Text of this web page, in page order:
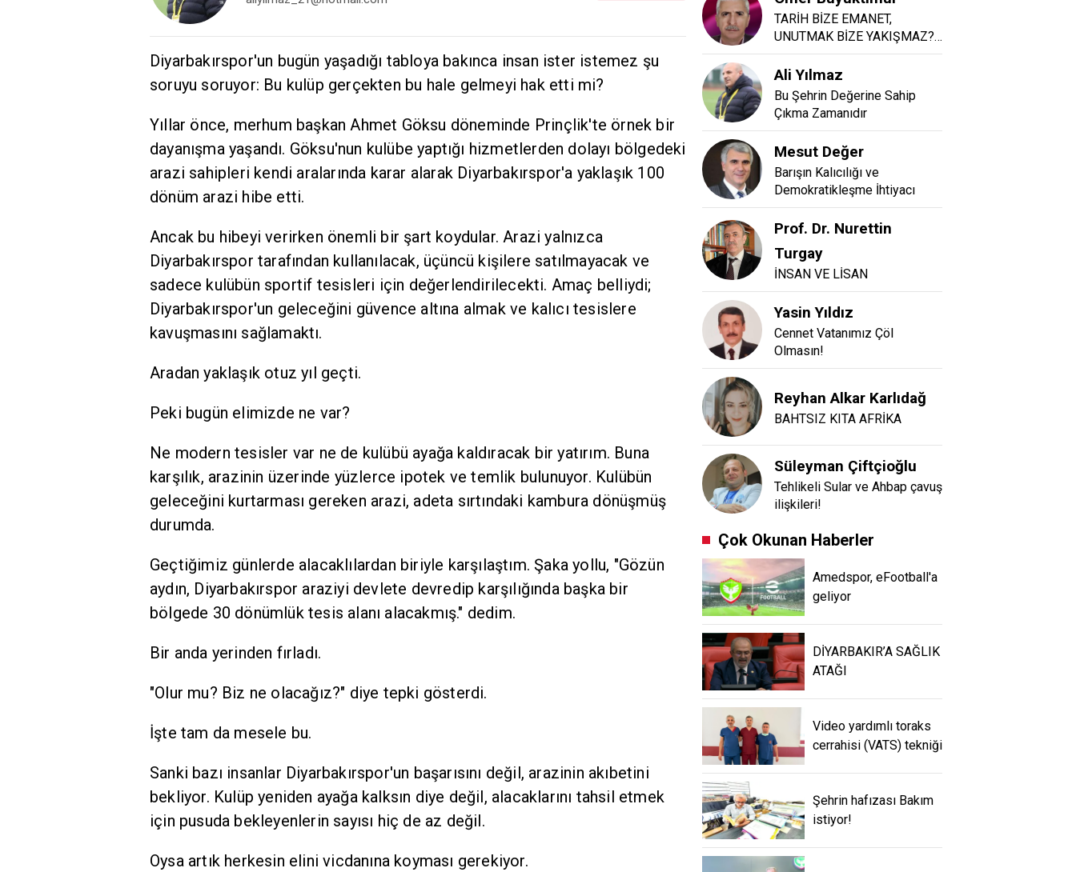
Diyarbakırspor'un bugün yaşadığı tabloya bakınca insan ister istemez şu
soruyu soruyor: Bu kulüp gerçekten bu hale gelmeyi hak etti mi?
Yıllar önce, merhum başkan Ahmet Göksu döneminde Prinçlik'te örnek bir
dayanışma yaşandı. Göksu'nun kulübe yaptığı hizmetlerden dolayı bölgedeki
arazi sahipleri kendi aralarında karar alarak Diyarbakırspor'a yaklaşık 100
dönüm arazi hibe etti.
Ancak bu hibeyi verirken önemli bir şart koydular. Arazi yalnızca
Diyarbakırspor tarafından kullanılacak, üçüncü kişilere satılmayacak ve
sadece kulübün sportif tesisleri için değerlendirilecekti. Amaç belliydi;
Diyarbakırspor'un geleceğini güvence altına almak ve kalıcı tesislere
kavuşmasını sağlamaktı.
Aradan yaklaşık otuz yıl geçti.
Peki bugün elimizde ne var?
Ne modern tesisler var ne de kulübü ayağa kaldıracak bir yatırım. Buna
karşılık, arazinin üzerinde yüzlerce ipotek ve temlik bulunuyor. Kulübün
geleceğini kurtarması gereken arazi, adeta sırtındaki kambura dönüşmüş
durumda.
Geçtiğimiz günlerde alacaklılardan biriyle karşılaştım. Şaka yollu, "Gözün
aydın, Diyarbakırspor araziyi devlete devredip karşılığında başka bir
bölgede 30 dönümlük tesis alanı alacakmış." dedim.
Bir anda yerinden fırladı.
"Olur mu? Biz ne olacağız?" diye tepki gösterdi.
İşte tam da mesele bu.
Sanki bazı insanlar Diyarbakırspor'un başarısını değil, arazinin akıbetini
bekliyor. Kulüp yeniden ayağa kalksın diye değil, alacaklarını tahsil etmek
için pusuda bekleyenlerin sayısı hiç de az değil.
Oysa artık herkesin elini vicdanına koyması gerekiyor.
TARİH BİZE EMANET,
UNUTMAK BİZE YAKIŞMAZ?…
Ali Yılmaz
Bu Şehrin Değerine Sahip
Çıkma Zamanıdır
Mesut Değer
Barışın Kalıcılığı ve
Demokratikleşme İhtiyacı
Prof. Dr. Nurettin
Turgay
İNSAN VE LİSAN
Yasin Yıldız
Cennet Vatanımız Çöl
Olmasın!
Reyhan Alkar Karlıdağ
BAHTSIZ KITA AFRİKA
Süleyman Çiftçioğlu
Tehlikeli Sular ve Ahbap çavuş
ilişkileri!
Çok Okunan Haberler
Amedspor, eFootball'a
geliyor
DİYARBAKIR’A SAĞLIK
ATAĞI
Video yardımlı toraks
cerrahisi (VATS) tekniği
Şehrin hafızası Bakım
istiyor!